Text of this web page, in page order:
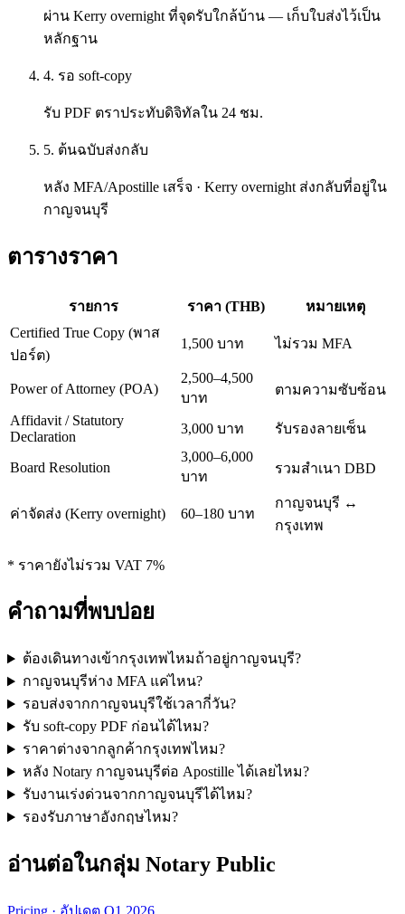
ผ่าน Kerry overnight ที่จุดรับใกล้บ้าน — เก็บใบส่งไว้เป็น
หลักฐาน
4. รอ soft-copy
รับ PDF ตราประทับดิจิทัลใน 24 ชม.
5. ต้นฉบับส่งกลับ
หลัง MFA/Apostille เสร็จ · Kerry overnight ส่งกลับที่อยู่ใน
กาญจนบุรี
ตารางราคา
รายการ ราคา (THB)
หมายเหตุ
Certified True Copy (พาส
ปอร์ต)
1,500 บาท ไม่รวม MFA
Power of Attorney (POA)
2,500–4,500
บาท
ตามความซับซ้อน
Affidavit / Statutory
Declaration
3,000 บาท รับรองลายเซ็น
Board Resolution
3,000–6,000
บาท
รวมสำเนา DBD
ค่าจัดส่ง (Kerry overnight) 60–180 บาท
กาญจนบุรี ↔
กรุงเทพ
* ราคายังไม่รวม VAT 7%
คำถามที่พบบ่อย
ต้องเดินทางเข้ากรุงเทพไหมถ้าอยู่กาญจนบุรี?
กาญจนบุรีห่าง MFA แค่ไหน?
รอบส่งจากกาญจนบุรีใช้เวลากี่วัน?
รับ soft-copy PDF ก่อนได้ไหม?
ราคาต่างจากลูกค้ากรุงเทพไหม?
หลัง Notary กาญจนบุรีต่อ Apostille ได้เลยไหม?
รับงานเร่งด่วนจากกาญจนบุรีได้ไหม?
รองรับภาษาอังกฤษไหม?
อ่านต่อในกลุ่ม Notary Public